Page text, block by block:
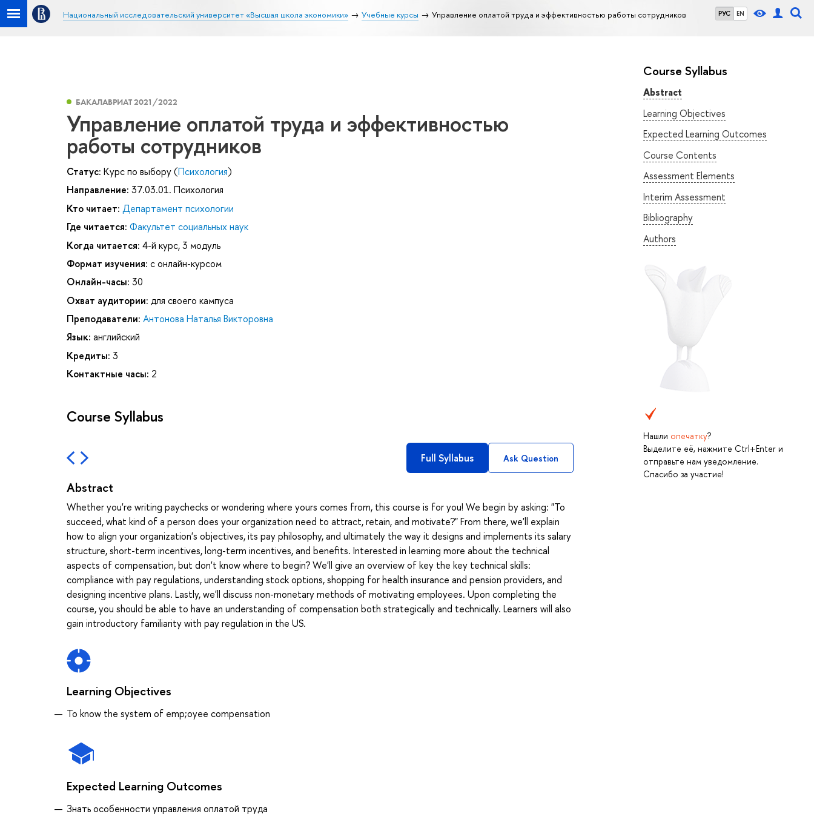
РУС EN
Национальный исследовательский университет «Высшая школа экономики» Учебные курсы Управление оплатой труда и эффективностью работы сотрудников
Course Syllabus
Abstract
Learning Objectives
Expected Learning Outcomes
Course Contents
Assessment Elements
Interim Assessment
Bibliography
Authors
Нашли опечатку?
Выделите её, нажмите Ctrl+Enter и
отправьте нам уведомление.
Спасибо за участие!
БАКАЛАВРИАТ 2021/2022
Управление оплатой труда и эффективностью
работы сотрудников
Статус: Курс по выбору (Психология)
Направление: 37.03.01. Психология
Кто читает: Департамент психологии
Где читается: Факультет социальных наук
Когда читается: 4-й курс, 3 модуль
Формат изучения: с онлайн-курсом
Онлайн-часы: 30
Охват аудитории: для своего кампуса
Преподаватели: Антонова Наталья Викторовна
Язык: английский
Кредиты: 3
Контактные часы: 2
Course Syllabus
Full Syllabus Ask Question
Abstract
Whether you're writing paychecks or wondering where yours comes from, this course is for you! We begin by asking: "To
succeed, what kind of a person does your organization need to attract, retain, and motivate?" From there, we'll explain
how to align your organization's objectives, its pay philosophy, and ultimately the way it designs and implements its salary
structure, short-term incentives, long-term incentives, and benefits. Interested in learning more about the technical
aspects of compensation, but don't know where to begin? We'll give an overview of key the key technical skills:
compliance with pay regulations, understanding stock options, shopping for health insurance and pension providers, and
designing incentive plans. Lastly, we'll discuss non-monetary methods of motivating employees. Upon completing the
course, you should be able to have an understanding of compensation both strategically and technically. Learners will also
gain introductory familiarity with pay regulation in the US.
Learning Objectives
To know the system of emp;oyee compensation
Expected Learning Outcomes
Знать особенности управления оплатой труда